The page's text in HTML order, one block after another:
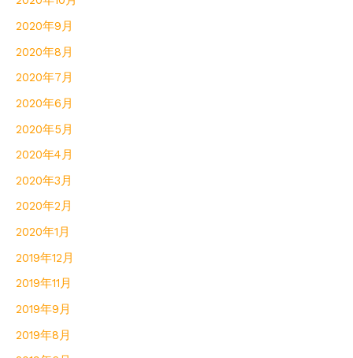
2020年9月
2020年8月
2020年7月
2020年6月
2020年5月
2020年4月
2020年3月
2020年2月
2020年1月
2019年12月
2019年11月
2019年9月
2019年8月